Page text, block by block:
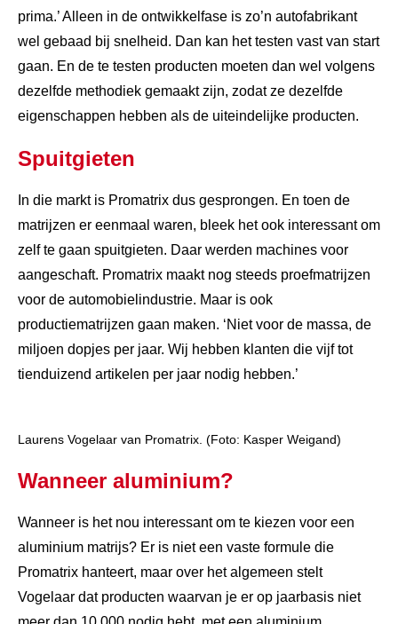
prima.’ Alleen in de ontwikkelfase is zo’n autofabrikant
wel gebaad bij snelheid. Dan kan het testen vast van start
gaan. En de te testen producten moeten dan wel volgens
dezelfde methodiek gemaakt zijn, zodat ze dezelfde
eigenschappen hebben als de uiteindelijke producten.
Spuitgieten
In die markt is Promatrix dus gesprongen. En toen de
matrijzen er eenmaal waren, bleek het ook interessant om
zelf te gaan spuitgieten. Daar werden machines voor
aangeschaft. Promatrix maakt nog steeds proefmatrijzen
voor de automobielindustrie. Maar is ook
productiematrijzen gaan maken. ‘Niet voor de massa, de
miljoen dopjes per jaar. Wij hebben klanten die vijf tot
tienduizend artikelen per jaar nodig hebben.’
Laurens Vogelaar van Promatrix. (Foto: Kasper Weigand)
Wanneer aluminium?
Wanneer is het nou interessant om te kiezen voor een
aluminium matrijs? Er is niet een vaste formule die
Promatrix hanteert, maar over het algemeen stelt
Vogelaar dat producten waarvan je er op jaarbasis niet